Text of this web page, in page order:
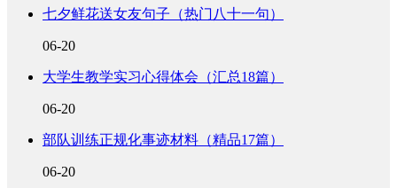
七夕鲜花送女友句子（热门八十一句）
06-20
大学生教学实习心得体会（汇总18篇）
06-20
部队训练正规化事迹材料（精品17篇）
06-20